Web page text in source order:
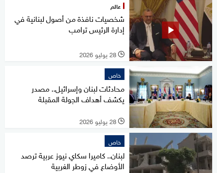
عالم
شخصيات نافذة من أصول لبنانية في
إدارة الرئيس ترامب
l 28 يوليو 2026
خاص
محادثات لبنان وإسرائيل.. مصدر
يكشف أهداف الجولة المقبلة
l 28 يوليو 2026
خاص
لبنان.. كاميرا سكاي نيوز عربية ترصد
الأوضاع في زوطر الغربية